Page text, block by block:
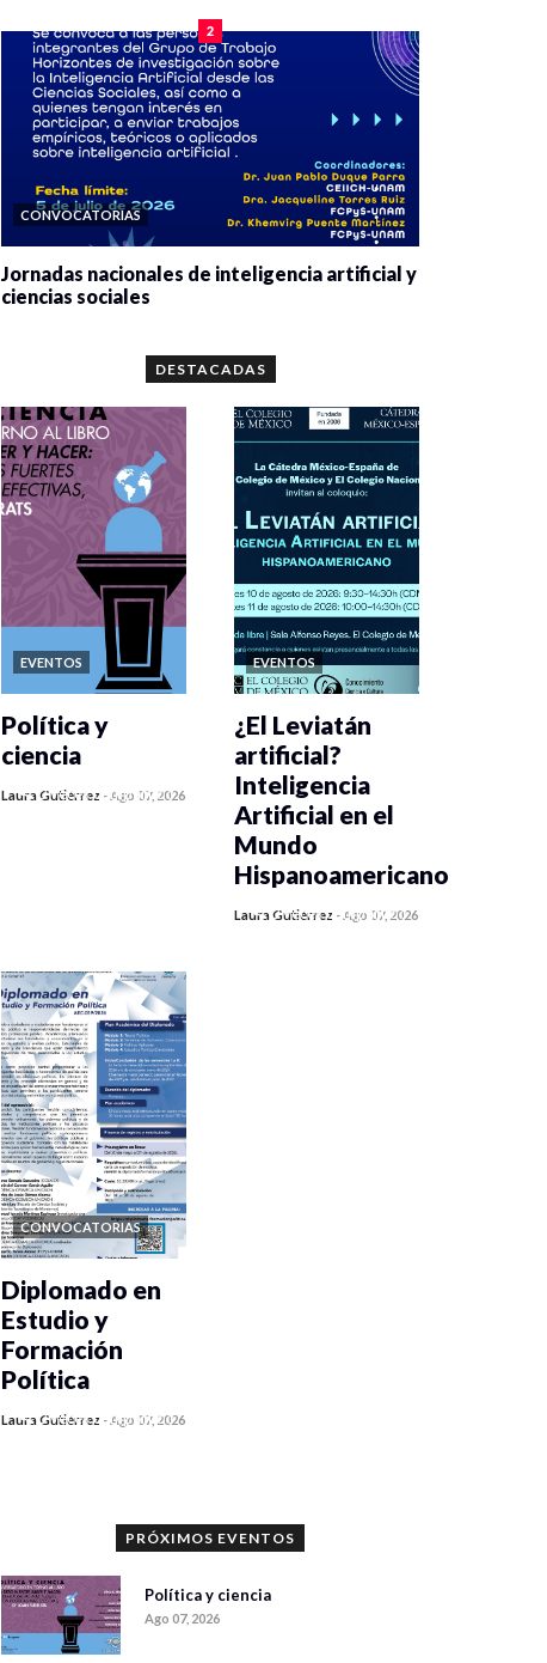
2
CONVOCATORIAS
Jornadas nacionales de inteligencia artificial y
ciencias sociales
DESTACADAS
EVENTOS
0 veces compartido
Política y
ciencia
Laura Gutiérrez -Ago 07, 2026
EVENTOS
0 veces compartido
¿El Leviatán
artificial?
Inteligencia
Artificial en el
Mundo
Hispanoamericano
Laura Gutiérrez -Ago 07, 2026
CONVOCATORIAS
0 veces compartido
Diplomado en
Estudio y
Formación
Política
Laura Gutiérrez -Ago 07, 2026
PRÓXIMOS EVENTOS
Política y ciencia
Ago 07, 2026